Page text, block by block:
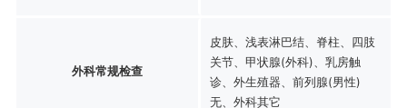
外科常规检查
皮肤、浅表淋巴结、脊柱、四肢
关节、甲状腺(外科)、乳房触
诊、外生殖器、前列腺(男性)
无、外科其它